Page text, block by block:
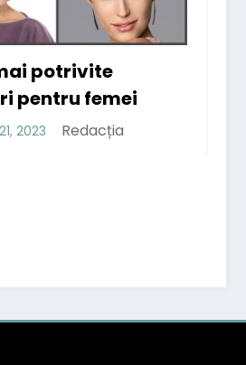
Afla ce beneficii au
cremele pentru psoriazis